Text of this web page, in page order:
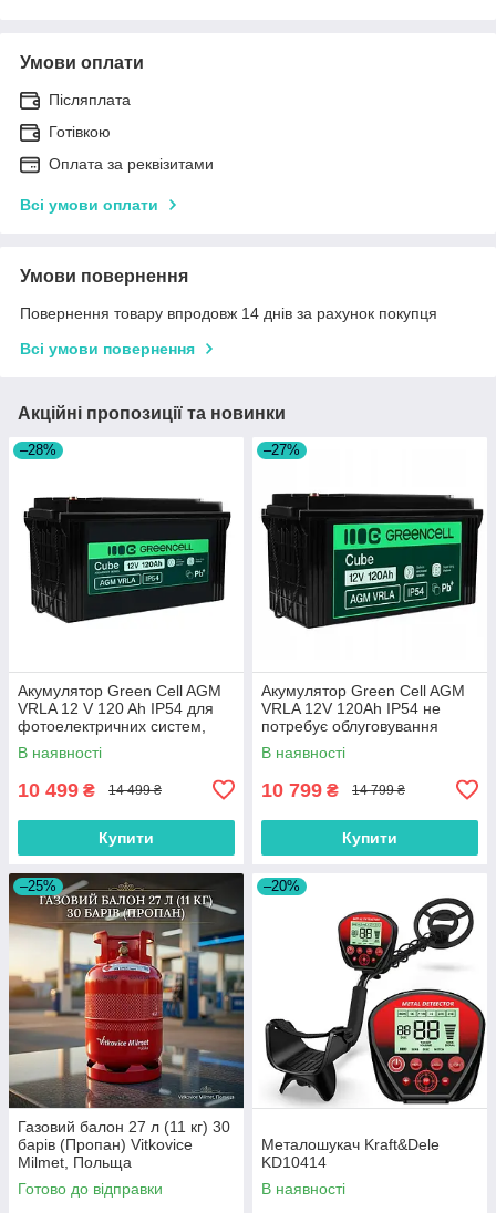
Умови оплати
Післяплата
Готівкою
Оплата за реквізитами
Всі умови оплати
Умови повернення
Повернення товару впродовж 14 днів за рахунок покупця
Всі умови повернення
Акційні пропозиції та новинки
–28%
Акумулятор Green Cell AGM
VRLA 12 V 120 Ah IP54 для
фотоелектричних систем,
яхт, човнів, сонячних панелей
В наявності
10 499 ₴ 14 499 ₴
Купити
–27%
Акумулятор Green Cell AGM
VRLA 12V 120Ah IP54 не
потребує облуговування
(термін служби - 5 років)
В наявності
10 799 ₴ 14 799 ₴
Купити
–25%
Газовий балон 27 л (11 кг) 30
барів (Пропан) Vitkovice
Milmet, Польща
Готово до відправки
–20%
Металошукач Kraft&Dele
KD10414
В наявності